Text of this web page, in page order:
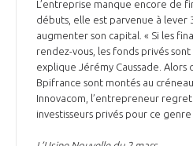
EMPLOI & FORMATION
ENVIRONNEMENT
INNOVATION
DOCUMENTS & BROCHURES
RAPPORTS D'ACTIVITÉS
L’entreprise manque encore de
débuts, elle est parvenue à lever
augmenter son capital. « Si les
rendez-vous, les fonds privés sont
explique Jérémy Caussade.
Bpifrance sont montés au
Innovacom, l’entrepreneur
investisseurs privés pour ce